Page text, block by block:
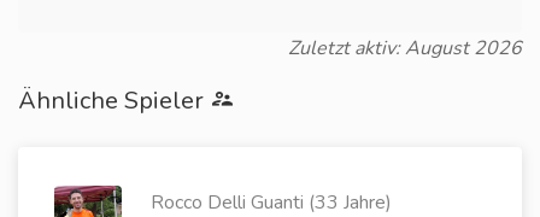
Zuletzt aktiv: August 2026
Ähnliche Spieler
Rocco Delli Guanti (33 Jahre)